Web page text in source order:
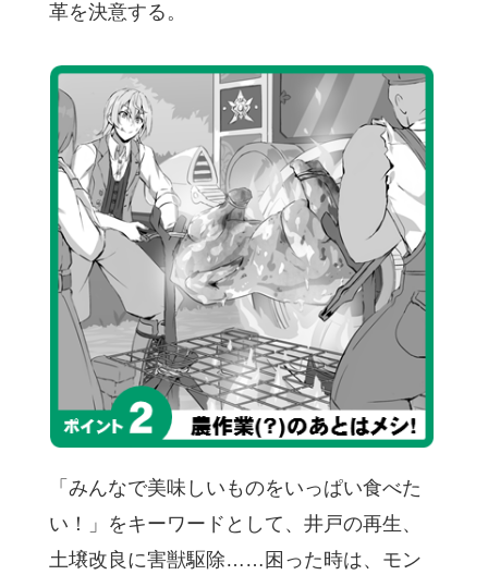
革を決意する。
「みんなで美味しいものをいっぱい食べた
い！」をキーワードとして、井戸の再生、
土壌改良に害獣駆除……困った時は、モン